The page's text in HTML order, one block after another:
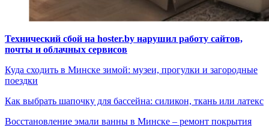
Технический сбой на hoster.by нарушил работу сайтов,
почты и облачных сервисов
Куда сходить в Минске зимой: музеи, прогулки и загородные
поездки
Как выбрать шапочку для бассейна: силикон, ткань или латекс
Восстановление эмали ванны в Минске – ремонт покрытия